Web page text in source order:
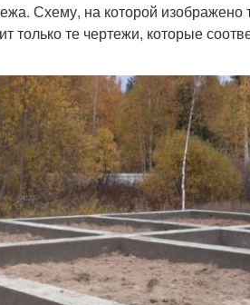
Схему, на которой изображено
только те чертежи, которые